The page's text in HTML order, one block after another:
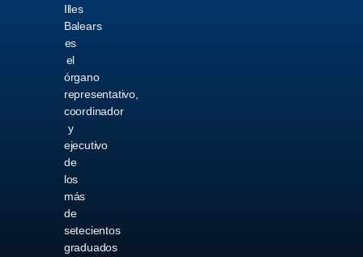
Illes
Balears
es
el
órgano
representativo,
coordinador
y
ejecutivo
de
los
más
de
setecientos
graduados